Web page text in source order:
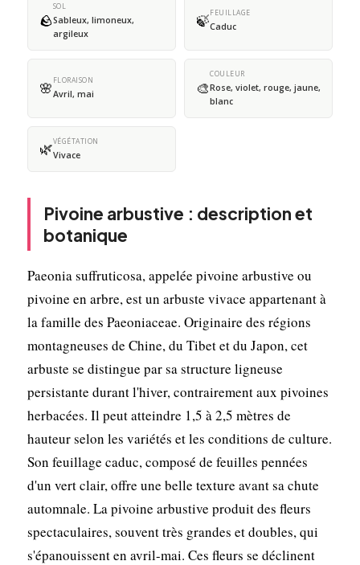
🪨
SOL
Sableux, limoneux,
argileux
🍃FEUILLAGE
Caduc
🌸 FLORAISON
Avril, mai 🎨
COULEUR
Rose, violet, rouge, jaune,
blanc
🌿VÉGÉTATION
Vivace
Pivoine arbustive : description et
botanique
Paeonia suffruticosa, appelée pivoine arbustive ou
pivoine en arbre, est un arbuste vivace appartenant à
la famille des Paeoniaceae. Originaire des régions
montagneuses de Chine, du Tibet et du Japon, cet
arbuste se distingue par sa structure ligneuse
persistante durant l'hiver, contrairement aux pivoines
herbacées. Il peut atteindre 1,5 à 2,5 mètres de
hauteur selon les variétés et les conditions de culture.
Son feuillage caduc, composé de feuilles pennées
d'un vert clair, offre une belle texture avant sa chute
automnale. La pivoine arbustive produit des fleurs
spectaculaires, souvent très grandes et doubles, qui
s'épanouissent en avril-mai. Ces fleurs se déclinent